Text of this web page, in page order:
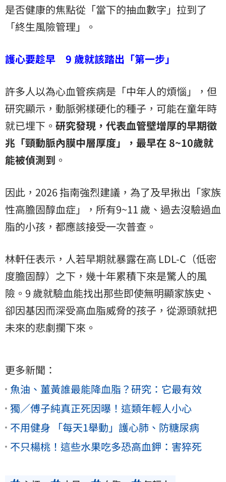
是否健康的焦點從「當下的抽血數字」拉到了
「終生風險管理」。
護心要趁早 9 歲就該踏出「第一步」
許多人以為心血管疾病是「中年人的煩惱」，但
研究顯示，動脈粥樣硬化的種子，可能在童年時
就已埋下。 研究發現，代表血管壁增厚的早期徵
兆「頸動脈內膜中層厚度」，最早在 8~10歲就
能被偵測到 。
因此，2026 指南強烈建議，為了及早揪出「家族
性高膽固醇血症」，所有9~11 歲、過去沒驗過血
脂的小孩，都應該接受一次普查。
林軒任表示，人若早期就暴露在高 LDL-C（低密
度膽固醇）之下，幾十年累積下來是驚人的風
險。9 歲就驗血能找出那些即使無明顯家族史、
卻因基因而深受高血脂威脅的孩子，從源頭就把
未來的悲劇攔下來。
更多新聞：
魚油、薑黃誰最能降血脂？研究：它最有效
獨／傅子純真正死因曝！這類年輕人小心
不用健身 「每天1舉動」護心肺、防糖尿病
不只楊桃！這些水果吃多恐高血鉀：害猝死